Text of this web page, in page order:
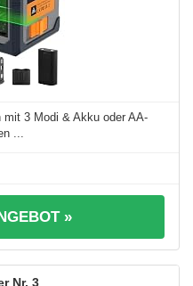
3 Modi & Akku oder AA-
...
»
3